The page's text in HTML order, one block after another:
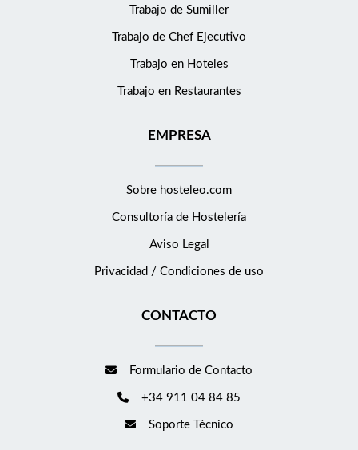
Trabajo de Sumiller
Trabajo de Chef Ejecutivo
Trabajo en Hoteles
Trabajo en Restaurantes
EMPRESA
Sobre hosteleo.com
Consultoría de Hostelería
Aviso Legal
Privacidad / Condiciones de uso
CONTACTO
Formulario de Contacto
+34 911 04 84 85
Soporte Técnico